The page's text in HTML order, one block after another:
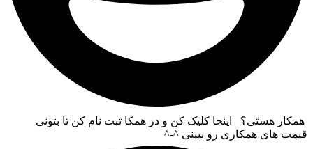
همکار هستی؟ اینجا کلیک کن و در همکا ثبت نام کن تا بتونی
قیمت های همکاری رو ببینی ^-^